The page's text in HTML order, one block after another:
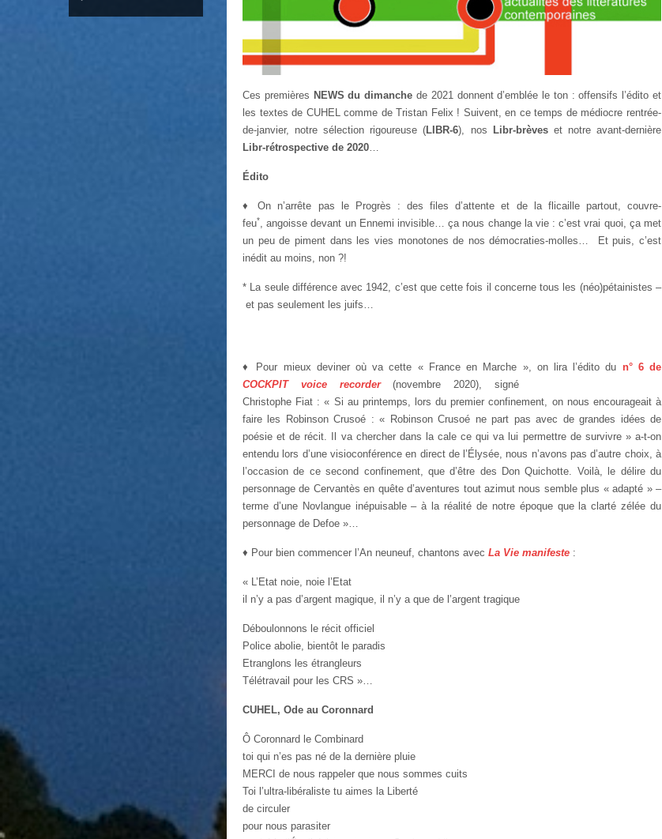
Ces premières NEWS du dimanche de 2021 donnent d’emblée le ton : offensifs l’édito et
les textes de CUHEL comme de Tristan Felix ! Suivent, en ce temps de médiocre rentrée-
de-janvier, notre sélection rigoureuse (LIBR-6), nos Libr-brèveset notre avant-dernière
Libr-rétrospective de 2020
Édito
♦ On n’arrête pas le Progrès : des files d’attente et de la flicaille partout, couvre-
feu*
, angoisse devant un Ennemi invisible… ça nous change la vie : c’est vrai quoi, ça met
un peu de piment dans les vies monotones de nos démocraties-molles… Et puis, c’est
inédit au moins, non ?!
* La seule différence avec 1942, c’est que cette fois il concerne tous les (néo)pétainistes –
et pas seulement les juifs…
♦ Pour mieux deviner où va cette « France en Marche », on lira l’édito du n° 6 de
COCKPIT voice recorder(novembre 2020),
signé
Christophe Fiat : « Si au printemps, lors du premier confinement, on nous encourageait à
faire les Robinson Crusoé : « Robinson Crusoé ne part pas avec de grandes idées de
poésie et de récit. Il va chercher dans la cale ce qui va lui permettre de survivre » a-t-on
entendu lors d’une visioconférence en direct de l’Élysée, nous n’avons pas d’autre choix, à
l’occasion de ce second confinement, que d’être des Don Quichotte. Voilà, le délire du
personnage de Cervantès en quête d’aventures tout azimut nous semble plus « adapté » –
terme d’une Novlangue inépuisable – à la réalité de notre époque que la clarté zélée du
personnage de Defoe »…
♦ Pour bien commencer l’An neuneuf, chantons avec La Vie manifeste :
« L’Etat noie, noie l’Etat
il n’y a pas d’argent magique, il n’y a que de l’argent tragique
Déboulonnons le récit officiel
Police abolie, bientôt le paradis
Etranglons les étrangleurs
Télétravail pour les CRS »…
CUHEL, Ode au Coronnard
Ô Coronnard le Combinard
toi qui n’es pas né de la dernière pluie
MERCI de nous rappeler que nous sommes cuits
Toi l’ultra-libéraliste tu aimes la Liberté
de circuler
pour nous parasiter